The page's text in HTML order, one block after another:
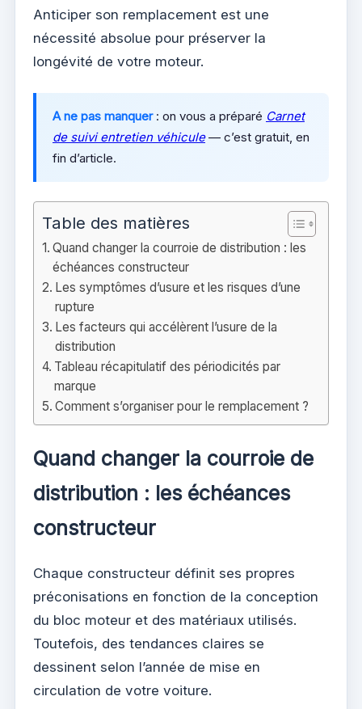
Anticiper son remplacement est une
nécessité absolue pour préserver la
longévité de votre moteur.
A ne pas manquer: on vous a préparé Carnet
de suivi entretien véhicule— c’est gratuit, en
fin d’article.
Table des matières
Quand changer la courroie de distribution : les
échéances constructeur
Les symptômes d’usure et les risques d’une
rupture
Les facteurs qui accélèrent l’usure de la
distribution
Tableau récapitulatif des périodicités par
marque
Comment s’organiser pour le remplacement ?
Quand changer la courroie de
distribution : les échéances
constructeur
Chaque constructeur définit ses propres
préconisations en fonction de la conception
du bloc moteur et des matériaux utilisés.
Toutefois, des tendances claires se
dessinent selon l’année de mise en
circulation de votre voiture.